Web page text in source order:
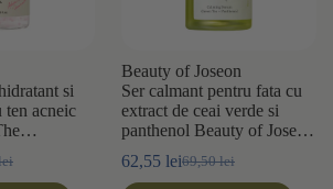
si
ten acneic
Beauty of Joseon
Ser calmant pentru fata cu
extract de ceai verde si
panthenol Beauty of Joseon
69,50lei
Prețul
62,55 leiPrețul